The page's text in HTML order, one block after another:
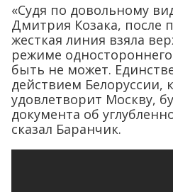
«Судя по довольному
Дмитрия Козака, после
жесткая линия взяла
режиме
быть не может.
действием Белоруссии,
удовлетворит Москву,
документа об
сказал Баранчик.